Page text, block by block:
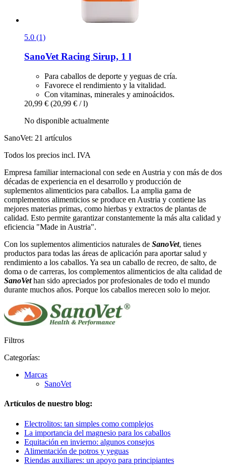
5.0 (1)
SanoVetRacing Sirup, 1 l
Para caballos de deporte y yeguas de cría.
Favorece el rendimiento y la vitalidad.
Con vitaminas, minerales y aminoácidos.
20,99 € (20,99 € / l)
No disponible actualmente
SanoVet: 21 artículos
Todos los precios incl. IVA
Empresa familiar internacional con sede en Austria y con más de dos
décadas de experiencia en el desarrollo y producción de
suplementos alimenticios para caballos. La amplia gama de
complementos alimenticios se produce en Austria y contiene las
mejores materias primas, como hierbas y extractos de plantas de
calidad. Esto permite garantizar constantemente la más alta calidad y
eficiencia "Made in Austria".
Con los suplementos alimenticios naturales de SanoVet, tienes
productos para todas las áreas de aplicación para aportar salud y
rendimiento a los caballos. Ya sea un caballo de recreo, de salto, de
doma o de carreras, los complementos alimenticios de alta calidad de
SanoVethan sido apreciados por profesionales de todo el mundo
durante muchos años. Porque los caballos merecen solo lo mejor.
Filtros
Categorías:
Marcas
SanoVet
Artículos de nuestro blog:
Electrolitos: tan simples como complejos
La importancia del magnesio para los caballos
Equitación en invierno: algunos consejos
Alimentación de potros y yeguas
Riendas auxiliares: un apoyo para principiantes